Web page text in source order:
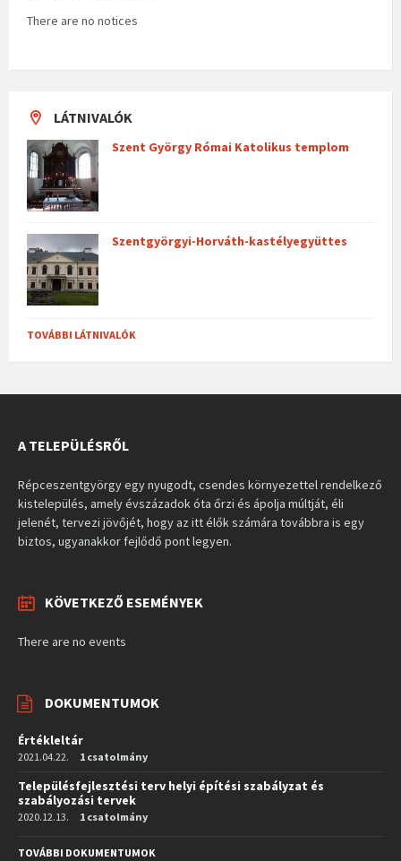
There are no notices
LÁTNIVALÓK
Szent György Római Katolikus templom
Szentgyörgyi-Horváth-kastélyegyüttes
TOVÁBBI LÁTNIVALÓK
A TELEPÜLÉSRŐL
Répceszentgyörgy egy nyugodt, csendes környezettel rendelkező
kistelepülés, amely évszázadok óta őrzi és ápolja múltját, éli
jelenét, tervezi jövőjét, hogy az itt élők számára továbbra is egy
biztos, ugyanakkor fejlődő pont legyen.
KÖVETKEZŐ ESEMÉNYEK
There are no events
DOKUMENTUMOK
Értékleltár
2021.04.22. 1 csatolmány
Településfejlesztési terv helyi építési szabályzat és
szabályozási tervek
2020.12.13. 1 csatolmány
TOVÁBBI DOKUMENTUMOK